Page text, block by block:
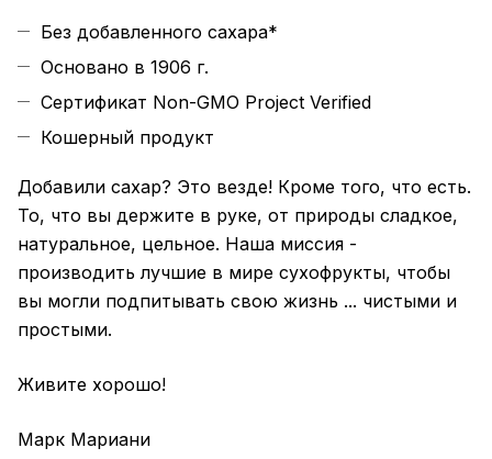
Без добавленного сахара*
Основано в 1906 г.
Сертификат Non-GMO Project Verified
Кошерный продукт
Добавили сахар? Это везде! Кроме того, что есть.
То, что вы держите в руке, от природы сладкое,
натуральное, цельное. Наша миссия -
производить лучшие в мире сухофрукты, чтобы
вы могли подпитывать свою жизнь ... чистыми и
простыми.
Живите хорошо!
Марк Мариани